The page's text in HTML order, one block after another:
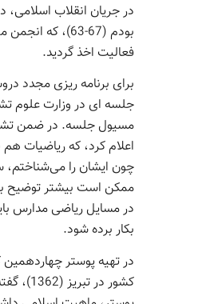
در جریان انقلاب اسلامی،
بودم (67-63)، که
فعالیت اخذ گردید.
برای برنامه ریزی مجدد
جلسه ای در وزارت علوم
مسیول جلسه. در ضمن
اعلام کرد، که ریاضیات
چون ایشان را می‌شناختم،
ممکن است بیشتر توضیح
در مسایل ریاضی مدارس
بکار برده شود.
در تهیه پوستر
کشور در